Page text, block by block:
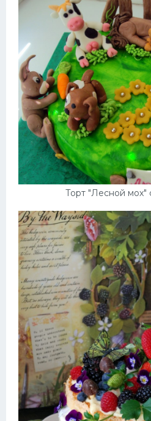
Торт "Лесной мох"